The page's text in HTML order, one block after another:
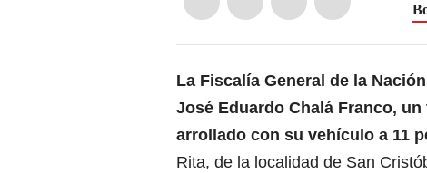
La Fiscalía General de la
José Eduardo Chalá Franco, un
arrollado con su vehículo a 11
Rita, de la localidad de San